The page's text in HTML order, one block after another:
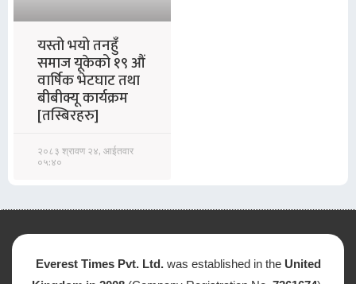
यस्तो भयो तनहुँ
समाज यूकेको १९ औं
वार्षिक भेटघाट तथा
बीबीक्यू कार्यक्रम
[तस्बिरहरु]
२०८३ श्रावण २४, आईतवार
०५:४०
Everest Times Pvt. Ltd. was established in the United